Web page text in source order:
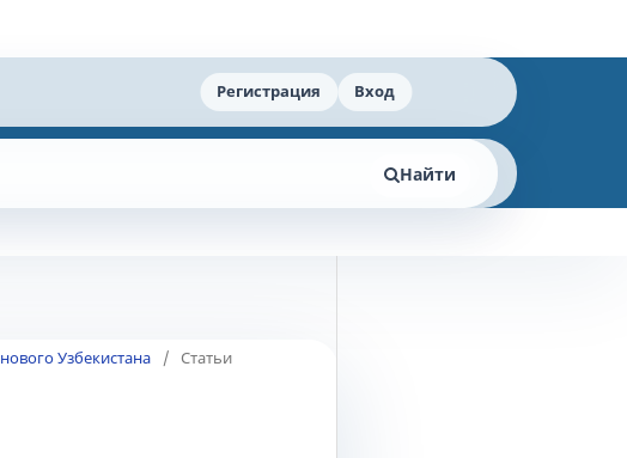
Регистрация Вход
Найти
Узбекистана / Статьи